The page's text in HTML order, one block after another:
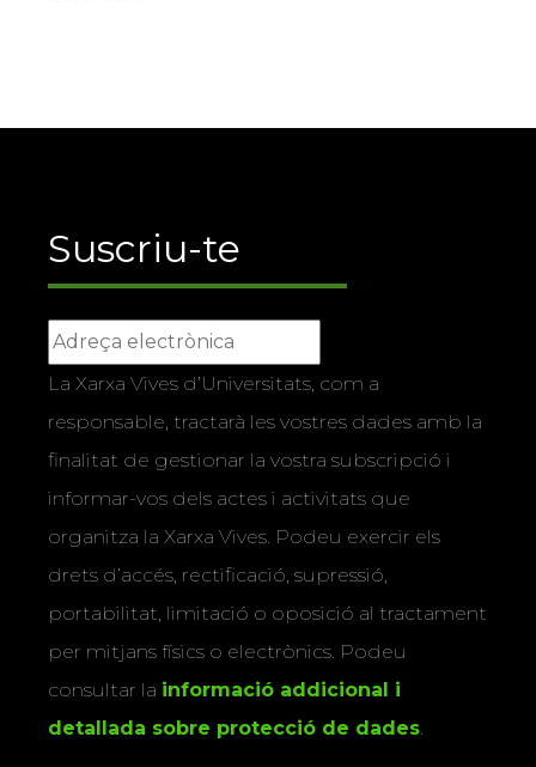
Suscriu-te
La Xarxa Vives d’Universitats, com a
responsable, tractarà les vostres dades amb la
finalitat de gestionar la vostra subscripció i
informar-vos dels actes i activitats que
organitza la Xarxa Vives. Podeu exercir els
drets d’accés, rectificació, supressió,
portabilitat, limitació o oposició al tractament
per mitjans físics o electrònics. Podeu
consultar la informació addicional i
detallada sobre protecció de dades